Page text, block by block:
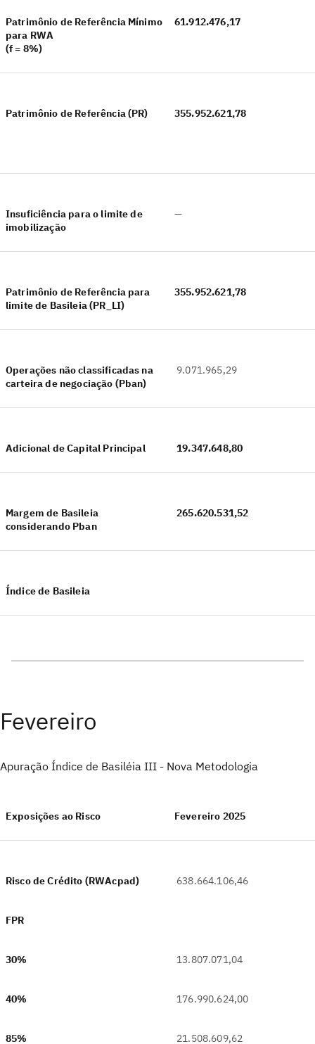
Patrimônio de Referência Mínimo
para RWA
(f = 8%)
61.912.476,17
Patrimônio de Referência (PR) 355.952.621,78
Insuficiência para o limite de
imobilização
—
Patrimônio de Referência para
limite de Basileia (PR_LI)
355.952.621,78
Operações não classificadas na
carteira de negociação (Pban)
9.071.965,29
Adicional de Capital Principal 19.347.648,80
Margem de Basileia
considerando Pban
265.620.531,52
Índice de Basileia
Fevereiro
Apuração Índice de Basiléia III - Nova Metodologia
Exposições ao Risco Fevereiro 2025
Risco de Crédito (RWAcpad)
FPR
30%
40%
85%
638.664.106,46
13.807.071,04
176.990.624,00
21.508.609,62